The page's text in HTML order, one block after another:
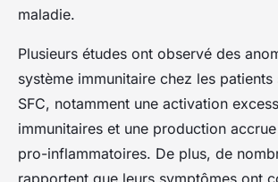
maladie.
Plusieurs études ont observé des
système immunitaire chez les
SFC, notamment une activation
immunitaires et une production
pro-inflammatoires. De plus, de